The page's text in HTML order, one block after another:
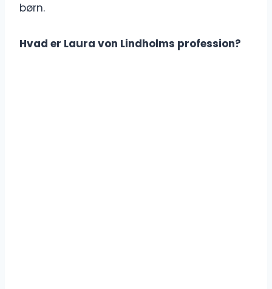
børn.
Hvad er Laura von Lindholms profession?